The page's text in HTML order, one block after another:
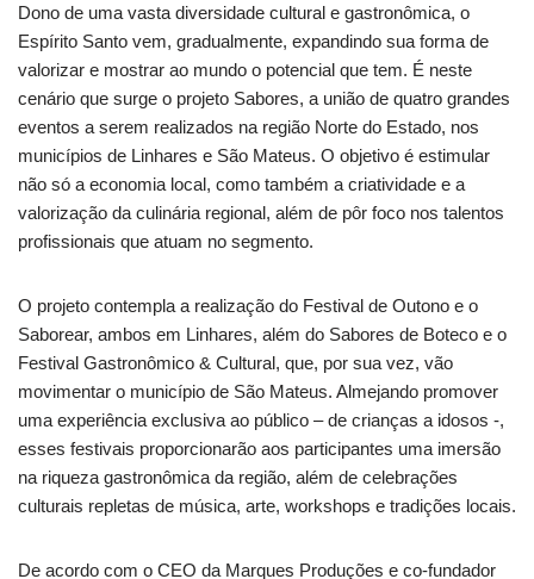
Dono de uma vasta diversidade cultural e gastronômica, o
Espírito Santo vem, gradualmente, expandindo sua forma de
valorizar e mostrar ao mundo o potencial que tem. É neste
cenário que surge o projeto Sabores, a união de quatro grandes
eventos a serem realizados na região Norte do Estado, nos
municípios de Linhares e São Mateus. O objetivo é estimular
não só a economia local, como também a criatividade e a
valorização da culinária regional, além de pôr foco nos talentos
profissionais que atuam no segmento.
O projeto contempla a realização do Festival de Outono e o
Saborear, ambos em Linhares, além do Sabores de Boteco e o
Festival Gastronômico & Cultural, que, por sua vez, vão
movimentar o município de São Mateus. Almejando promover
uma experiência exclusiva ao público – de crianças a idosos -,
esses festivais proporcionarão aos participantes uma imersão
na riqueza gastronômica da região, além de celebrações
culturais repletas de música, arte, workshops e tradições locais.
De acordo com o CEO da Marques Produções e co-fundador